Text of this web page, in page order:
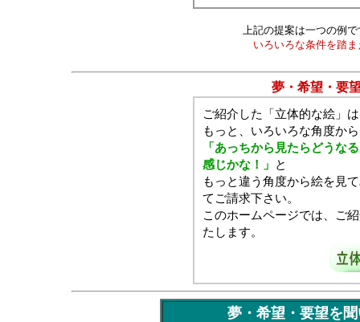
上記の提案は一つの例で
いろいろな条件を踏
夢・希望・要
ご紹介した「立体的な絵」
もっと、いろいろな角度か
「あっちから見たらどうな
感じかな！」 と
もっと違う角度から絵を見
てご請求下さい。
このホームページでは、ご
たします。
夢・希望・要望を